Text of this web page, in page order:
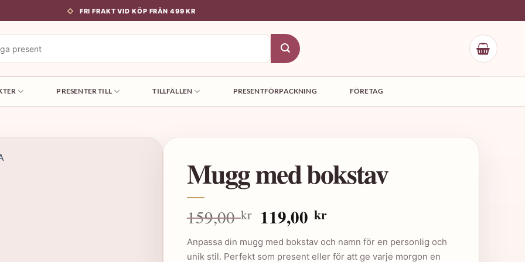
FRI FRAKT VID KÖP FRÅN 499 KR
PRESENTER TILL TILLFÄLLEN PRESENTFÖRPACKNING FÖRETAG
Mugg med bokstav
159,00kr Det
ursprungliga
priset
119,00krDet
nuvarande
priset
Anpassa din mugg med bokstav och namn för en personlig och
unik stil. Perfekt som present eller för att ge varje morgon en